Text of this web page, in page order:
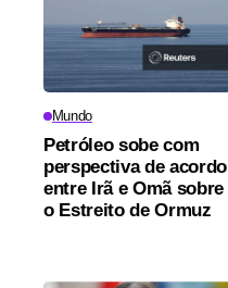
Mundo
Petróleo sobe com
perspectiva de acordo
entre Irã e Omã sobre
o Estreito de Ormuz